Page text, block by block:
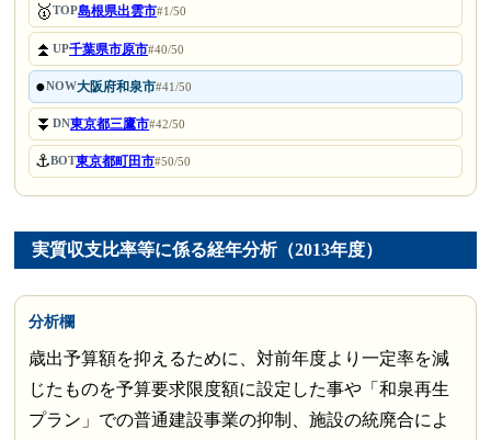
🥇TOP島根県出雲市#1/50
⏫UP千葉県市原市#40/50
●NOW大阪府和泉市#41/50
⏬DN東京都三鷹市#42/50
⚓BOT東京都町田市#50/50
実質収支比率等に係る経年分析（2013年度）
分析欄
歳出予算額を抑えるために、対前年度より一定率を減
じたものを予算要求限度額に設定した事や「和泉再生
プラン」での普通建設事業の抑制、施設の統廃合によ